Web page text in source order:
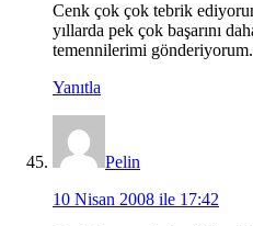
Cenk çok çok tebrik
yıllarda pek çok başarını
temennilerimi
Yanıtla
Pelin
10 Nisan 2008 ile 17:42